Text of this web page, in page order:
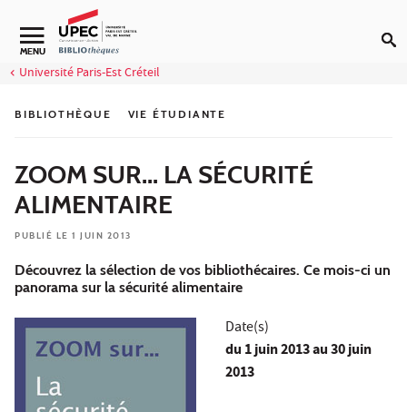
Aller au contenu
Navigation secondaire
MENU
Université Paris-Est Créteil
BIBLIOTHÈQUE VIE ÉTUDIANTE
ZOOM SUR... LA SÉCURITÉ
ALIMENTAIRE
PUBLIÉ LE 1 JUIN 2013
Découvrez la sélection de vos bibliothécaires. Ce mois-ci un
panorama sur la sécurité alimentaire
Date(s)
du 1 juin 2013au 30 juin
2013